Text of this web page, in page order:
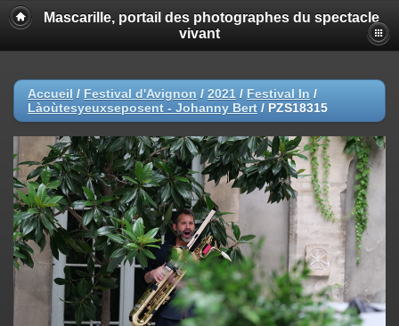
Mascarille, portail des photographes du spectacle
vivant
Accueil / Festival d'Avignon / 2021 / Festival In /
Làoùtesyeuxseposent - Johanny Bert / PZS18315